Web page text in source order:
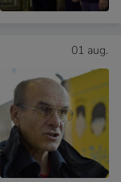
01 aug.